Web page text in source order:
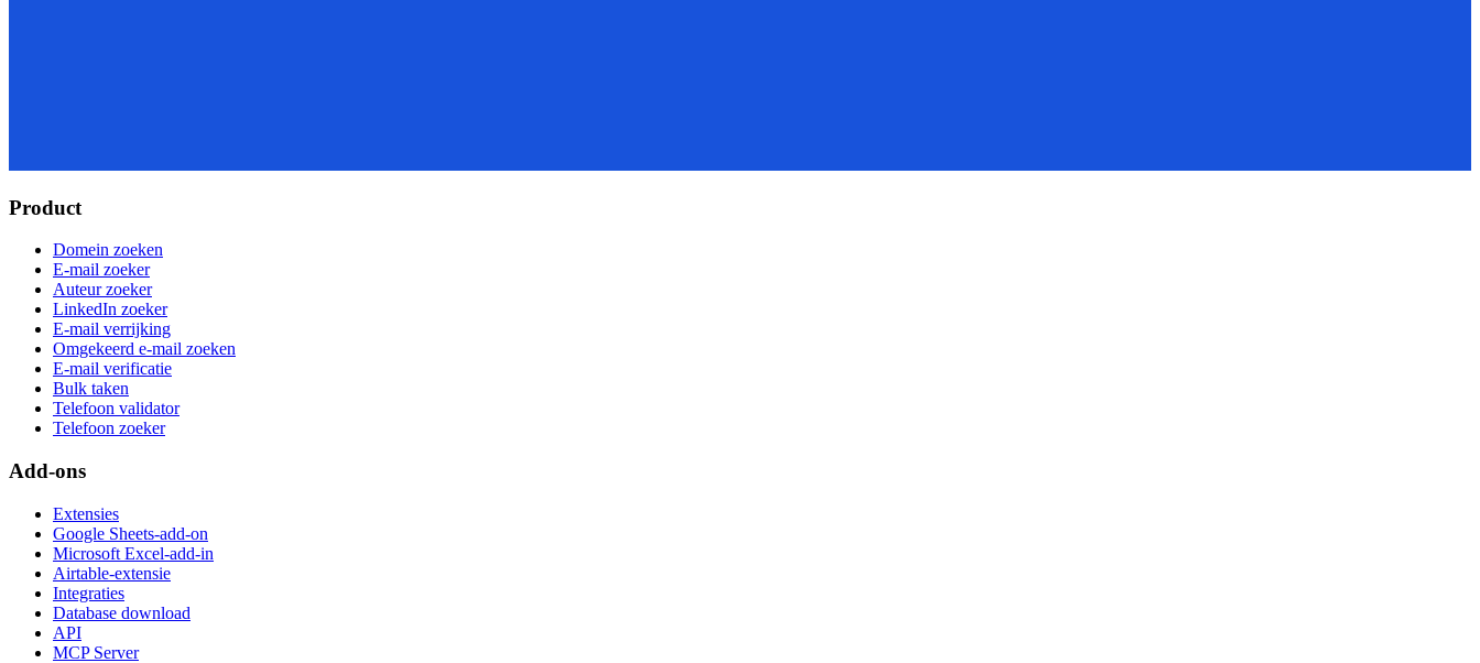
Product
Domein zoeken
E-mail zoeker
Auteur zoeker
LinkedIn zoeker
E-mail verrijking
Omgekeerd e-mail zoeken
E-mail verificatie
Bulk taken
Telefoon validator
Telefoon zoeker
Add-ons
Extensies
Google Sheets-add-on
Microsoft Excel-add-in
Airtable-extensie
Integraties
Database download
API
MCP Server